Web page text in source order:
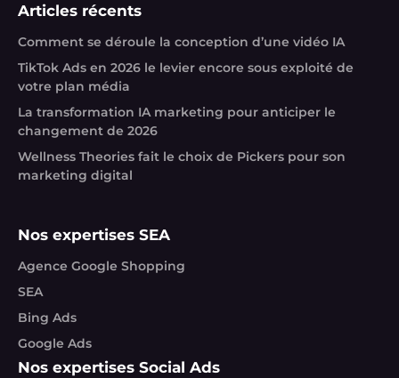
Articles récents
Comment se déroule la conception d’une vidéo IA
TikTok Ads en 2026 le levier encore sous exploité de
votre plan média
La transformation IA marketing pour anticiper le
changement de 2026
Wellness Theories fait le choix de Pickers pour son
marketing digital
Nos expertises SEA
Agence Google Shopping
SEA
Bing Ads
Google Ads
Nos expertises Social Ads